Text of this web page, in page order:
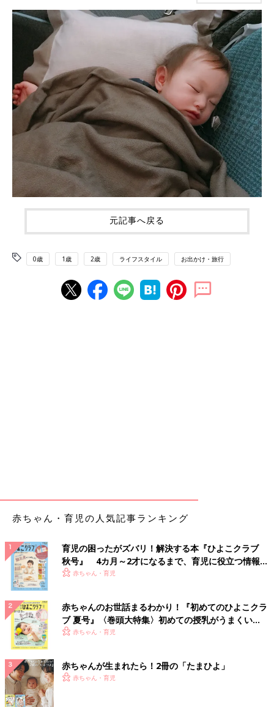
元記事へ戻る
0歳 1歳 2歳 ライフスタイル お出かけ・旅行
赤ちゃん・育児の人気記事ランキング
育児の困ったがズバリ！解決する本『ひよこクラブ
秋号』 4カ月～2才になるまで、育児に役立つ情報が
いっぱい！
赤ちゃん・育児
赤ちゃんのお世話まるわかり！『初めてのひよこクラ
ブ 夏号』〈巻頭大特集〉初めての授乳がうまくい
く！ おっぱい・ミルクの基本と夏のトラブル 解決テ
赤ちゃん・育児
赤ちゃんが生まれたら！2冊の「たまひよ」
赤ちゃん・育児